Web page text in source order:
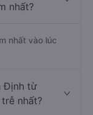
nhất?
nhất vào lúc
Định từ
nhất?